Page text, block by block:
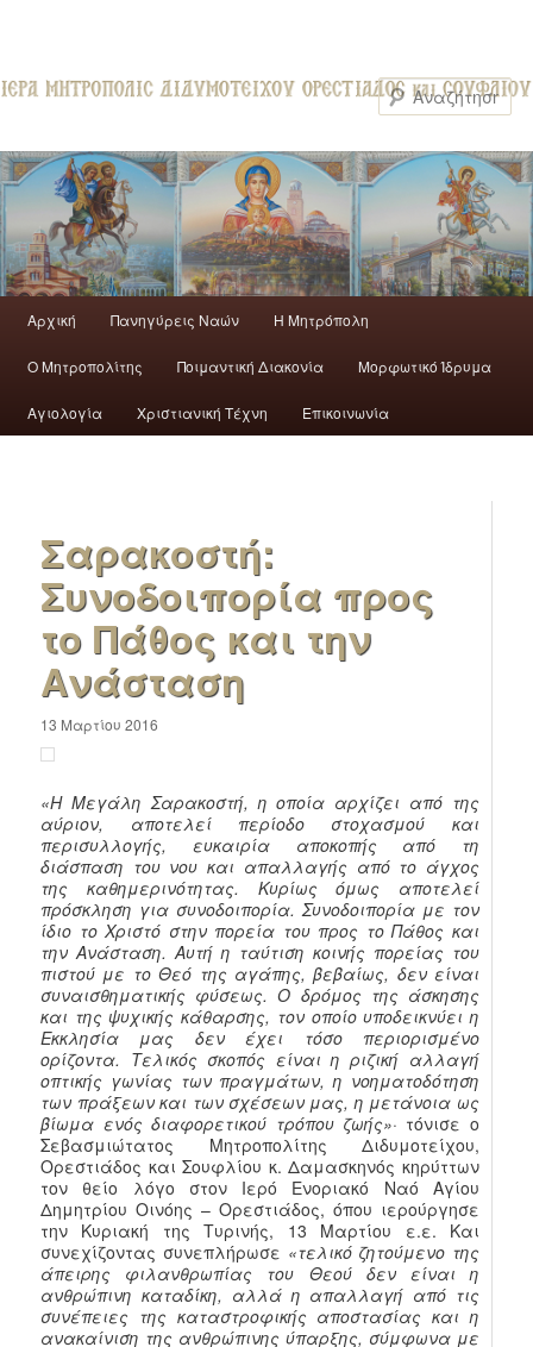
Αρχική Πανηγύρεις Ναών H Mητρόπολη
Ο Mητροπολίτης Ποιμαντική Διακονία Μορφωτικό Ίδρυμα
Αγιολογία Χριστιανική Τέχνη Επικοινωνία
Σαρακοστή:
Συνοδοιπορία προς
το Πάθος και την
Ανάσταση
13 Μαρτίου 2016
«Η Μεγάλη Σαρακοστή, η οποία αρχίζει από της
αύριον, αποτελεί περίοδο στοχασμού και
περισυλλογής, ευκαιρία αποκοπής από τη
διάσπαση του νου και απαλλαγής από το άγχος
της καθημερινότητας. Κυρίως όμως αποτελεί
πρόσκληση για συνοδοιπορία. Συνοδοιπορία με τον
ίδιο το Χριστό στην πορεία του προς το Πάθος και
την Ανάσταση. Αυτή η ταύτιση κοινής πορείας του
πιστού με το Θεό της αγάπης, βεβαίως, δεν είναι
συναισθηματικής φύσεως. Ο δρόμος της άσκησης
και της ψυχικής κάθαρσης, τον οποίο υποδεικνύει η
Εκκλησία μας δεν έχει τόσο περιορισμένο
ορίζοντα. Τελικός σκοπός είναι η ριζική αλλαγή
οπτικής γωνίας των πραγμάτων, η νοηματοδότηση
των πράξεων και των σχέσεων μας, η μετάνοια ως
βίωμα ενός διαφορετικού τρόπου ζωής»· τόνισε ο
Σεβασμιώτατος Μητροπολίτης Διδυμοτείχου,
Ορεστιάδος και Σουφλίου κ. Δαμασκηνός κηρύττων
τον θείο λόγο στον Ιερό Ενοριακό Ναό Αγίου
Δημητρίου Οινόης – Ορεστιάδος, όπου ιερούργησε
την Κυριακή της Τυρινής, 13 Μαρτίου ε.ε. Και
συνεχίζοντας συνεπλήρωσε «τελικό ζητούμενο της
άπειρης φιλανθρωπίας του Θεού δεν είναι η
ανθρώπινη καταδίκη, αλλά η απαλλαγή από τις
συνέπειες της καταστροφικής αποστασίας και η
ανακαίνιση της ανθρώπινης ύπαρξης, σύμφωνα με